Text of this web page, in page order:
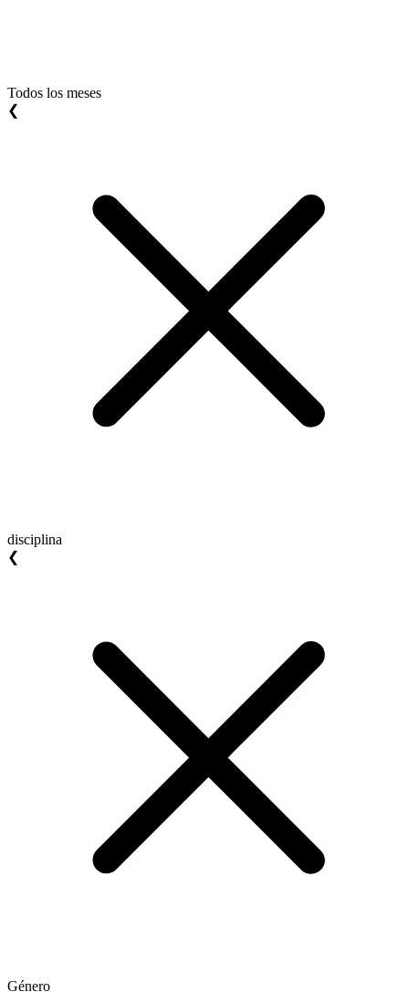
Todos los meses
❮
disciplina
❮
Género